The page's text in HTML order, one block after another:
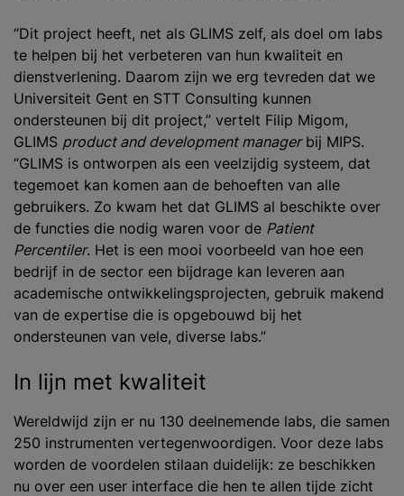
“Dit project heeft, net als GLIMS zelf, als doel om labs
te helpen bij het verbeteren van hun kwaliteit en
dienstverlening. Daarom zijn we erg tevreden dat we
Universiteit Gent en STT Consulting kunnen
ondersteunen bij dit project,” vertelt Filip Migom,
GLIMS product and development managerbij MIPS.
“GLIMS is ontworpen als een veelzijdig systeem, dat
tegemoet kan komen aan de behoeften van alle
gebruikers. Zo kwam het dat GLIMS al beschikte over
de functies die nodig waren voor de Patient
Percentiler. Het is een mooi voorbeeld van hoe een
bedrijf in de sector een bijdrage kan leveren aan
academische ontwikkelingsprojecten, gebruik makend
van de expertise die is opgebouwd bij het
ondersteunen van vele, diverse labs.”
In lijn met kwaliteit
Wereldwijd zijn er nu 130 deelnemende labs, die samen
250 instrumenten vertegenwoordigen. Voor deze labs
worden de voordelen stilaan duidelijk: ze beschikken
nu over een user interface die hen te allen tijde zicht